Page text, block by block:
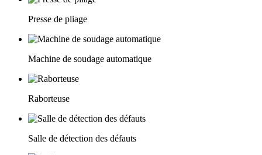
Presse de pliage
Machine de soudage automatique
Raborteuse
Salle de détection des défauts